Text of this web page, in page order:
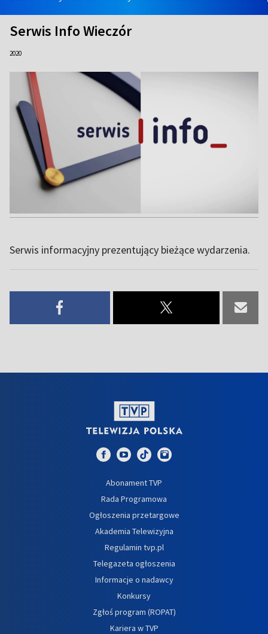
Serwis Info Wieczór
2020
Serwis informacyjny prezentujący bieżące wydarzenia.
Abonament TVP
Rada Programowa
Ogłoszenia przetargowe
Akademia Telewizyjna
Regulamin tvp.pl
Telegazeta ogłoszenia
Informacje o nadawcy
Konkursy
Zgłoś program (ROPAT)
Kariera w TVP